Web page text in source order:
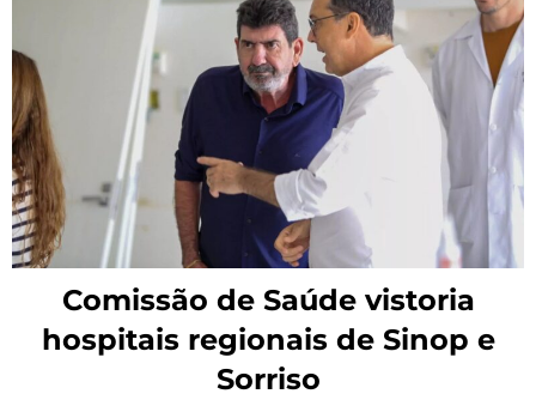
Comissão de Saúde vistoria
hospitais regionais de Sinop e
Sorriso